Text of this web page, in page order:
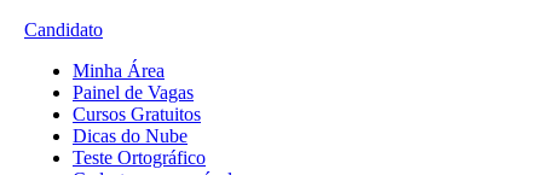
Candidato
Minha Área
Painel de Vagas
Cursos Gratuitos
Dicas do Nube
Teste Ortográfico